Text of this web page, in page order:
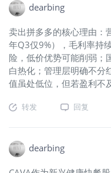
dearbing
卖出拼多多的核心理由：
年Q3仅9%），毛利率持
险，低价优势可能削弱；
白热化；管理层明确不分
值虽处低位，但若盈利不
转发 回复
dearbing